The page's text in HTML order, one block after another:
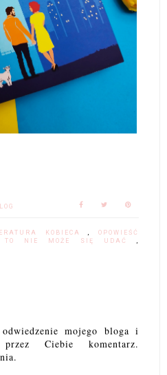
KOBIECA ,OPOWIEŚĆ
TO NIE MOŻE SIĘ UDAĆ
mojego bloga i
Ciebie komentarz.